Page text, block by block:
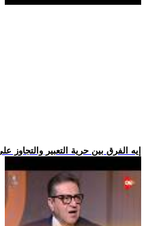
.. إيه الفرق بين حرية التعبير